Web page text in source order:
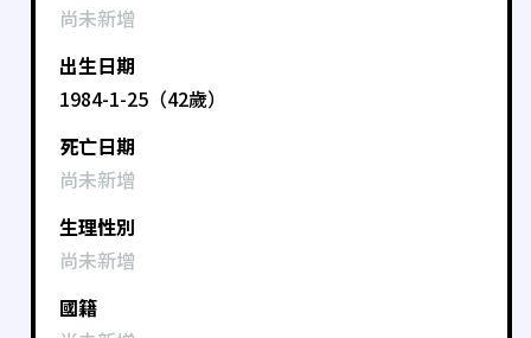
尚未新增
出生日期
1984-1-25（42歲）
死亡日期
尚未新增
生理性別
尚未新增
國籍